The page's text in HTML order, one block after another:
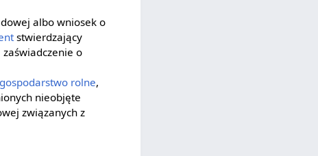
albo wniosek o
stwierdzający
o
gospodarstwo rolne,
nieobjęte
związanych z